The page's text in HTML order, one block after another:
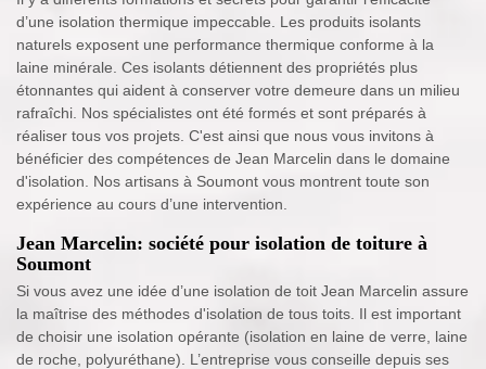
d’une isolation thermique impeccable. Les produits isolants
naturels exposent une performance thermique conforme à la
laine minérale. Ces isolants détiennent des propriétés plus
étonnantes qui aident à conserver votre demeure dans un milieu
rafraîchi. Nos spécialistes ont été formés et sont préparés à
réaliser tous vos projets. C'est ainsi que nous vous invitons à
bénéficier des compétences de Jean Marcelin dans le domaine
d'isolation. Nos artisans à Soumont vous montrent toute son
expérience au cours d’une intervention.
Jean Marcelin: société pour isolation de toiture à
Soumont
Si vous avez une idée d’une isolation de toit Jean Marcelin assure
la maîtrise des méthodes d'isolation de tous toits. Il est important
de choisir une isolation opérante (isolation en laine de verre, laine
de roche, polyuréthane). L’entreprise vous conseille depuis ses